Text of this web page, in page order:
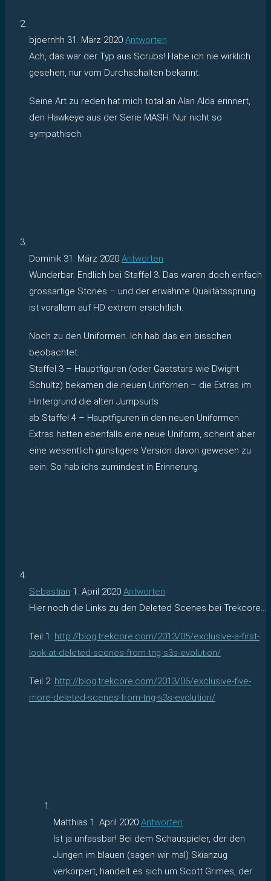
bjoernhh 31. März 2020 Antworten
Ach, das war der Typ aus Scrubs! Habe ich nie wirklich
gesehen, nur vom Durchschalten bekannt.
Seine Art zu reden hat mich total an Alan Alda erinnert,
den Hawkeye aus der Serie MASH. Nur nicht so
sympathisch.
Dominik 31. März 2020 Antworten
Wunderbar. Endlich bei Staffel 3. Das waren doch einfach
grossartige Stories – und der erwähnte Qualitätssprung
ist vorallem auf HD extrem ersichtlich.
Noch zu den Uniformen. Ich hab das ein bisschen
beobachtet.
Staffel 3 – Hauptfiguren (oder Gaststars wie Dwight
Schultz) bekamen die neuen Unifornen – die Extras im
Hintergrund die alten Jumpsuits
ab Staffel 4 – Hauptfiguren in den neuen Uniformen.
Extras hatten ebenfalls eine neue Uniform, scheint aber
eine wesentlich günstigere Version davon gewesen zu
sein. So hab ichs zumindest in Erinnerung.
Sebastian 1. April 2020 Antworten
Hier noch die Links zu den Deleted Scenes bei Trekcore…
Teil 1: http://blog.trekcore.com/2013/05/exclusive-a-first-
look-at-deleted-scenes-from-tng-s3s-evolution/
Teil 2: http://blog.trekcore.com/2013/06/exclusive-five-
more-deleted-scenes-from-tng-s3s-evolution/
Matthias 1. April 2020 Antworten
Ist ja unfassbar! Bei dem Schauspieler, der den
Jungen im blauen (sagen wir mal) Skianzug
verkörpert, handelt es sich um Scott Grimes, der